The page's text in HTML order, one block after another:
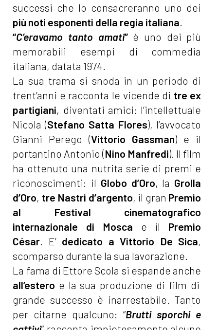
successi che lo consacreranno uno dei
più noti esponenti della regia italiana.
“C’eravamo tanto amati”è uno dei più
memorabili esempi di commedia
italiana, datata 1974.
La sua trama si snoda in un periodo di
trent’anni e racconta le vicende di tre ex
partigiani, diventati amici: l’intellettuale
Nicola (Stefano Satta Flores), l’avvocato
Gianni Perego (Vittorio Gassman) e il
portantino Antonio (Nino Manfredi). Il film
ha ottenuto una nutrita serie di premi e
riconoscimenti: il Globo d’Oro, la Grolla
d’Oro, tre Nastri d’argento, il gran Premio
al Festival cinematografico
internazionale di Mosca e il Premio
César. E’ dedicato a Vittorio De Sica,
scomparso durante la sua lavorazione.
La fama di Ettore Scola si espande anche
all’estero e la sua produzione di film di
grande successo è inarrestabile. Tanto
per citarne qualcuno: “Brutti sporchi e